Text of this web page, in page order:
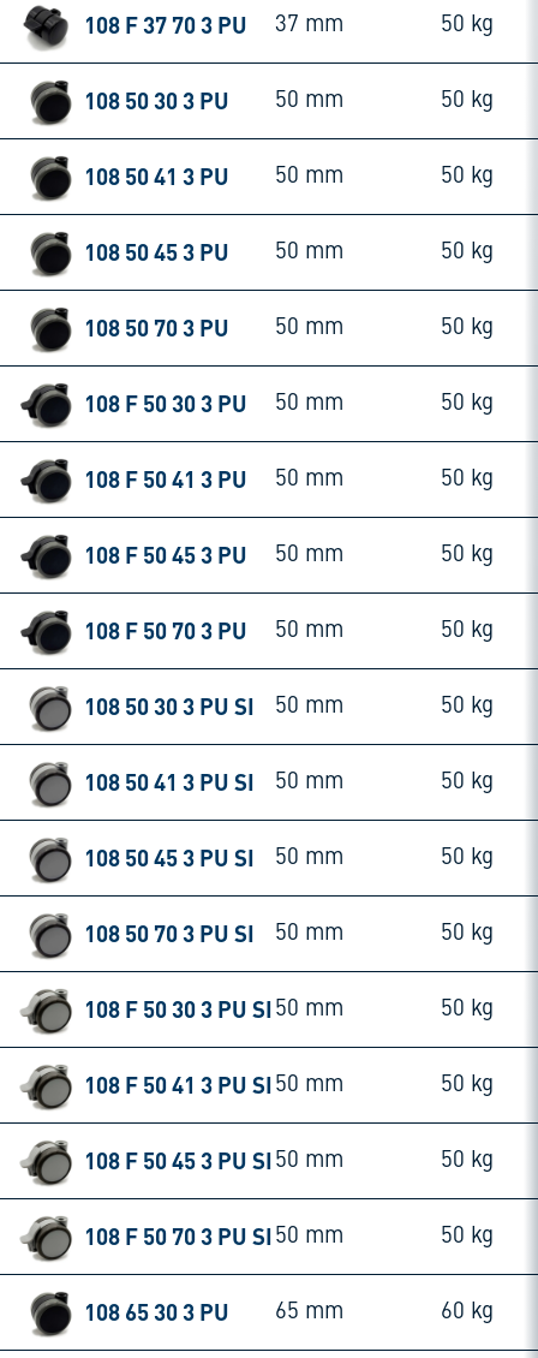
108 F 37 70 3 PU 37 mm 50 kg
108 50 30 3 PU 50 mm 50 kg
108 50 41 3 PU 50 mm 50 kg
108 50 45 3 PU 50 mm 50 kg
108 50 70 3 PU 50 mm 50 kg
108 F 50 30 3 PU 50 mm 50 kg
108 F 50 41 3 PU 50 mm 50 kg
108 F 50 45 3 PU 50 mm 50 kg
108 F 50 70 3 PU 50 mm 50 kg
108 50 30 3 PU SI 50 mm 50 kg
108 50 41 3 PU SI 50 mm 50 kg
108 50 45 3 PU SI 50 mm 50 kg
108 50 70 3 PU SI 50 mm 50 kg
108 F 50 30 3 PU SI 50 mm 50 kg
108 F 50 41 3 PU SI 50 mm 50 kg
108 F 50 45 3 PU SI 50 mm 50 kg
108 F 50 70 3 PU SI 50 mm 50 kg
108 65 30 3 PU 65 mm 60 kg